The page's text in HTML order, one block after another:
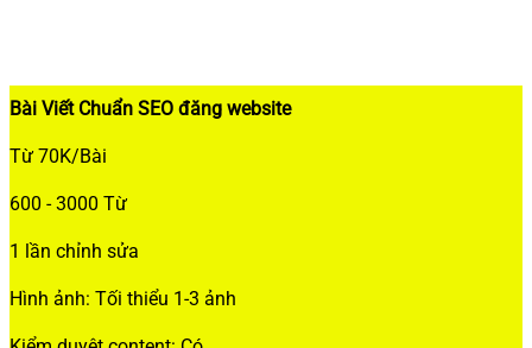
Bài Viết Chuẩn SEO đăng website
Từ 70K/Bài
600 - 3000 Từ
1 lần chỉnh sửa
Hình ảnh: Tối thiểu 1-3 ảnh